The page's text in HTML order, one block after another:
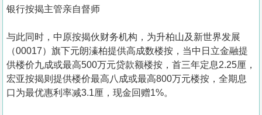
银行按揭主管亲自督师
与此同时，中原按揭伙财务机构，为升柏山及新世界发展
（00017）旗下元朗溱柏提供高成数楼按，当中日立金融提
供楼价九成或最高500万元贷款额楼按，首三年定息2.25厘，
宏亚按揭则提供楼价最高八成或最高800万元楼按，全期息
口为最优惠利率减3.1厘，现金回赠1%。